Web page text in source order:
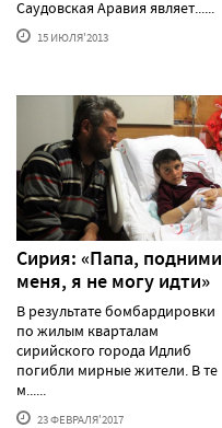
Саудовская Аравия являет......
15 ИЮЛЯ'2013
Сирия: «Папа, подними
меня, я не могу идти»
В результате бомбардировки
по жилым кварталам
сирийского города Идлиб
погибли мирные жители. В те
м......
23 ФЕВРАЛЯ'2017